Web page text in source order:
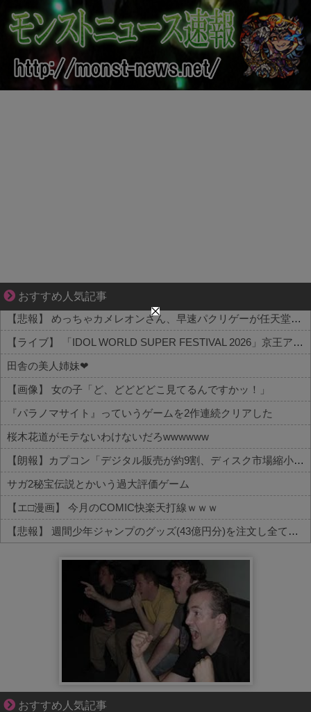
おすすめ人気記事
爽やか青年に忍び寄るストーカー疑惑
【悲報】 めっちゃカメレオンさん、早速パクリゲーが任天堂ストアに登場してしまう……
【ライブ】 「IDOL WORLD SUPER FESTIVAL 2026」京王アリーナTOKYO開催決定
田舎の美人姉妹❤
【画像】 女の子「ど、どどどどこ見てるんですかッ！」
『パラノマサイト』っていうゲームを2作連続クリアした
桜木花道がモテないわけないだろwwwwww
【朗報】カプコン「デジタル販売が約9割、ディスク市場縮小の大きな影響は想定していない」
サガ2秘宝伝説とかいう過大評価ゲーム
【エ□漫画】 今月のCOMIC快楽天打線ｗｗｗ
【悲報】 週間少年ジャンプのグッズ(43億円分)を注文し全てキャンセルした女逮捕ｗｗｗｗｗｗｗｗ
Powered by livedoor 相互RSS
おすすめ人気記事
ぜんぶ私が中心、そう思った瞬間から歪み出す